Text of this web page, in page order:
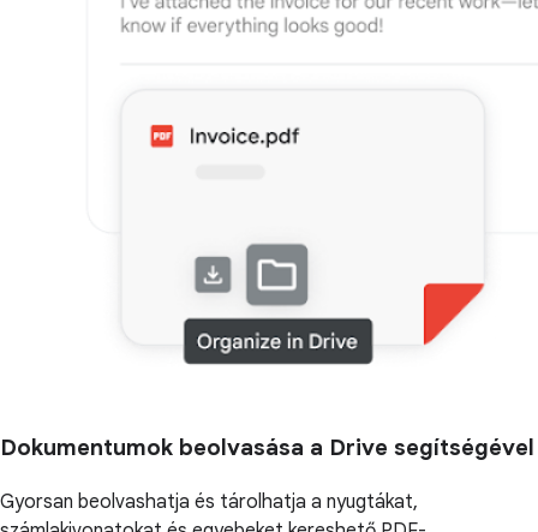
Dokumentumok beolvasása a Drive segítségével
Gyorsan beolvashatja és tárolhatja a nyugtákat,